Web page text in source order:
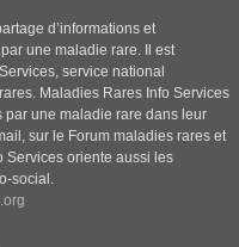
d’informations et
une maladie rare. Il est
service national
Maladies Rares Info Services
une maladie rare dans leur
sur le Forum maladies rares et
Services oriente aussi les
social.